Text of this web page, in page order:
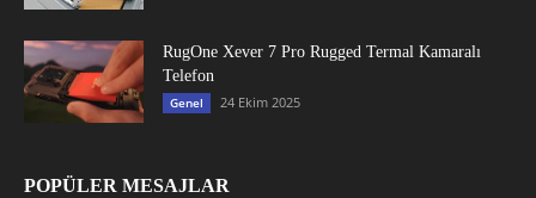
RugOne Xever 7 Pro Rugged Termal Kamaralı
Telefon
Genel 24 Ekim 2025
POPÜLER MESAJLAR